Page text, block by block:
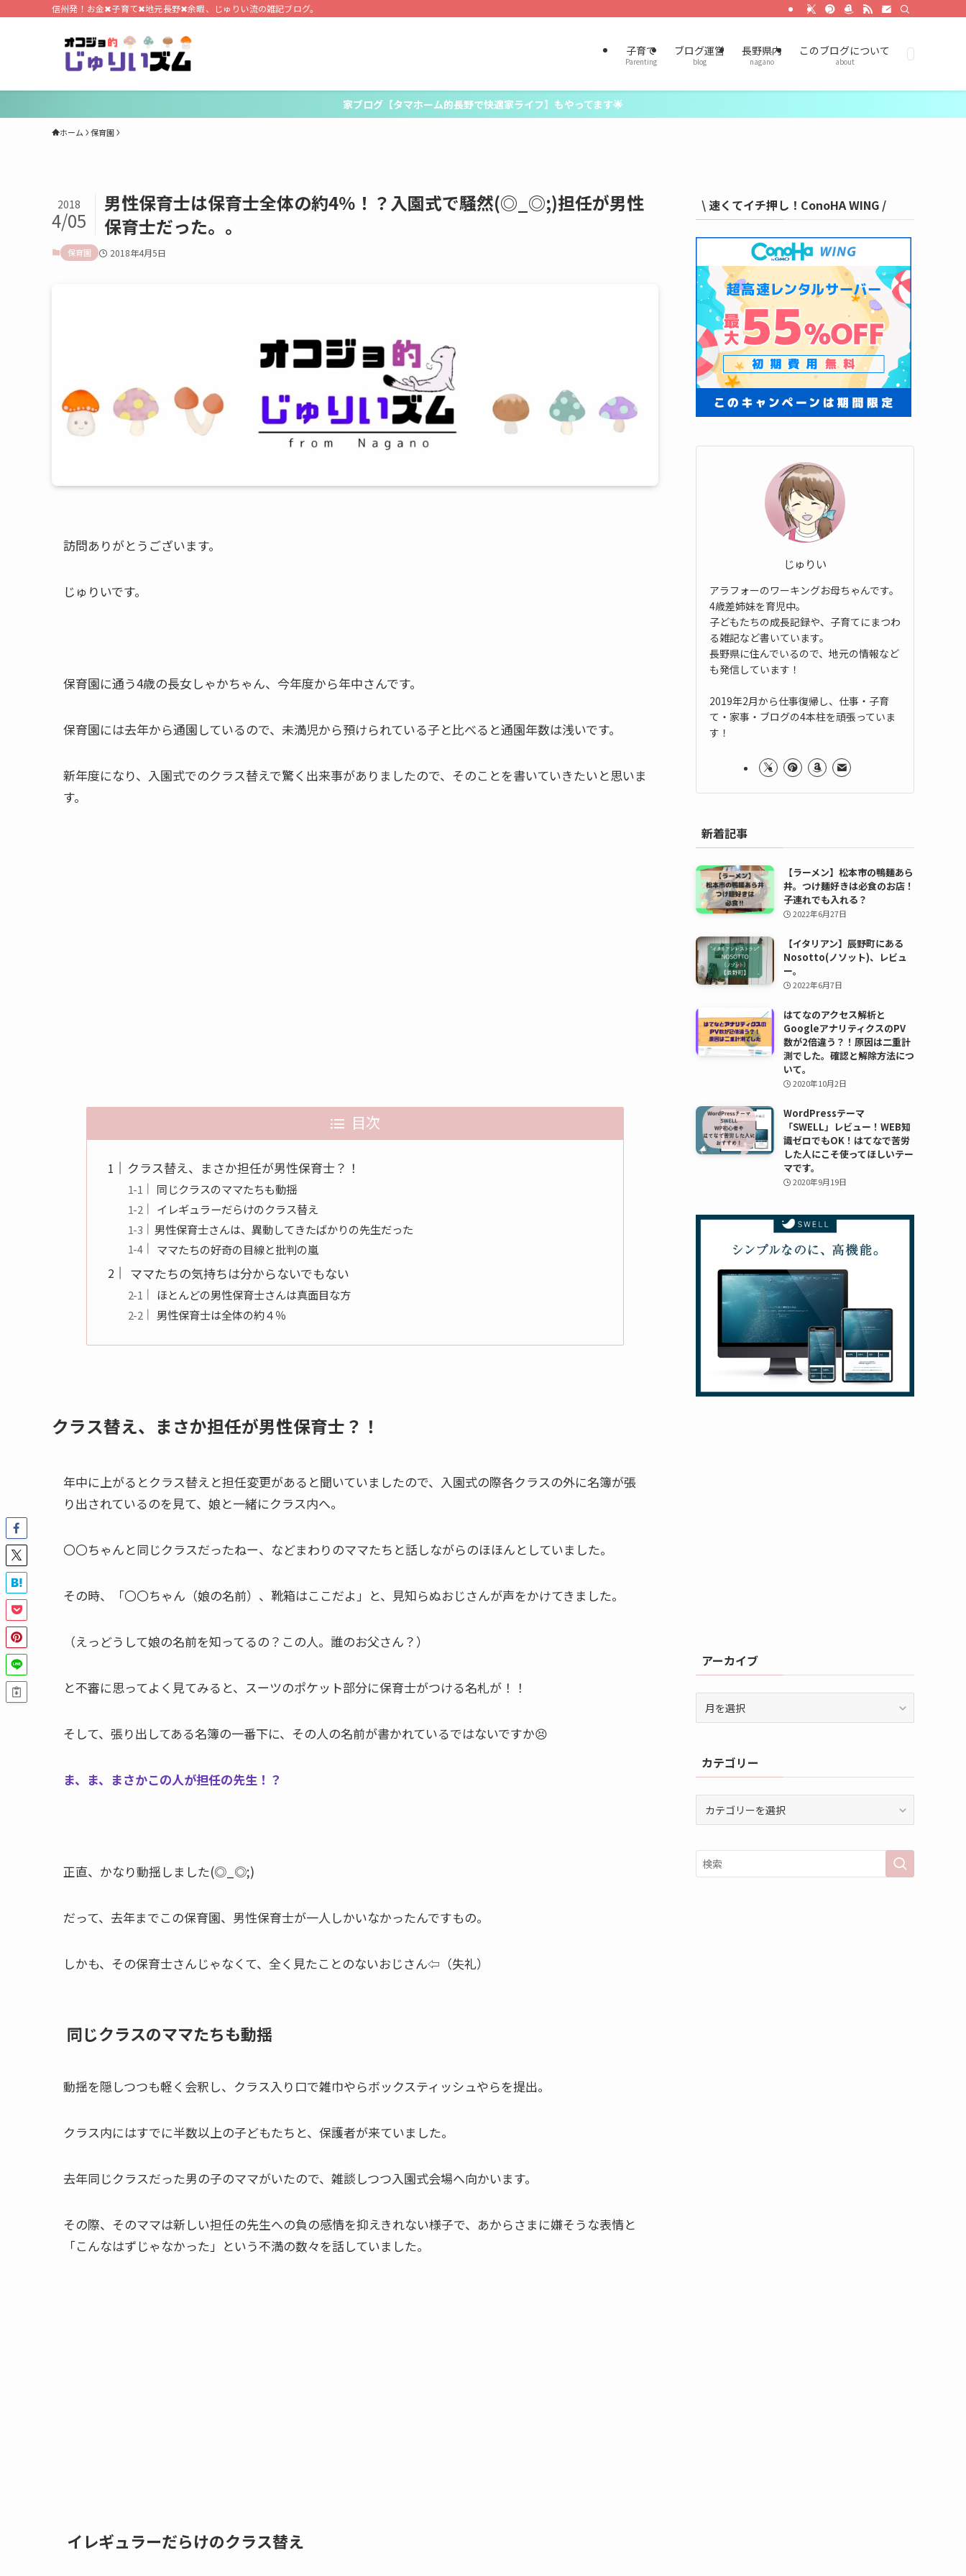
信州発！お金✖子育て✖地元長野✖余暇、じゅりい流の雑記ブログ。
子育て
Parenting
ブログ運営
blog
長野県内
nagano
このブログについて
about
家ブログ【タマホーム的長野で快適家ライフ】もやってます🌟
ホーム 保育園
男性保育士は保育士全体の約4％！？入園式で騒然(◎_◎;)担任が男性
保育士だった。。
2018
4/05
保育園 2018年4月5日
訪問ありがとうございます。
じゅりいです。
保育園に通う4歳の長女しゃかちゃん、今年度から年中さんです。
保育園には去年から通園しているので、未満児から預けられている子と比べると通園年数は浅いです。
新年度になり、入園式でのクラス替えで驚く出来事がありましたので、そのことを書いていきたいと思いま
す。
目次
クラス替え、まさか担任が男性保育士？！
同じクラスのママたちも動揺
イレギュラーだらけのクラス替え
男性保育士さんは、異動してきたばかりの先生だった
ママたちの好奇の目線と批判の嵐
ママたちの気持ちは分からないでもない
ほとんどの男性保育士さんは真面目な方
男性保育士は全体の約４％
クラス替え、まさか担任が男性保育士？！
年中に上がるとクラス替えと担任変更があると聞いていましたので、入園式の際各クラスの外に名簿が張
り出されているのを見て、娘と一緒にクラス内へ。
〇〇ちゃんと同じクラスだったねー、などまわりのママたちと話しながらのほほんとしていました。
その時、「〇〇ちゃん（娘の名前）、靴箱はここだよ」と、見知らぬおじさんが声をかけてきました。
（えっどうして娘の名前を知ってるの？この人。誰のお父さん？）
と不審に思ってよく見てみると、スーツのポケット部分に保育士がつける名札が！！
そして、張り出してある名簿の一番下に、その人の名前が書かれているではないですか😣
ま、ま、まさかこの人が担任の先生！？
正直、かなり動揺しました(◎_◎;)
だって、去年までこの保育園、男性保育士が一人しかいなかったんですもの。
しかも、その保育士さんじゃなくて、全く見たことのないおじさん⇦（失礼）
同じクラスのママたちも動揺
動揺を隠しつつも軽く会釈し、クラス入り口で雑巾やらボックスティッシュやらを提出。
クラス内にはすでに半数以上の子どもたちと、保護者が来ていました。
去年同じクラスだった男の子のママがいたので、雑談しつつ入園式会場へ向かいます。
その際、そのママは新しい担任の先生への負の感情を抑えきれない様子で、あからさまに嫌そうな表情と
「こんなはずじゃなかった」という不満の数々を話していました。
イレギュラーだらけのクラス替え
\ 速くてイチ押し！ConoHA WING /
じゅりい
アラフォーのワーキングお母ちゃんです。
4歳差姉妹を育児中。
子どもたちの成長記録や、子育てにまつわ
る雑記など書いています。
長野県に住んでいるので、地元の情報など
も発信しています！
2019年2月から仕事復帰し、仕事・子育
て・家事・ブログの4本柱を頑張っていま
す！
新着記事
【ラーメン】松本市の鴨麺あら
井。つけ麺好きは必食のお店！
子連れでも入れる？
2022年6月27日
【イタリアン】辰野町にある
Nosotto(ノソット)、レビュ
ー。
2022年6月7日
はてなのアクセス解析と
GoogleアナリティクスのPV
数が2倍違う？！原因は二重計
測でした。確認と解除方法につ
いて。
2020年10月2日
WordPressテーマ
「SWELL」レビュー！WEB知
識ゼロでもOK！はてなで苦労
した人にこそ使ってほしいテー
マです。
2020年9月19日
アーカイブ
ブカテゴリー
リ
ー